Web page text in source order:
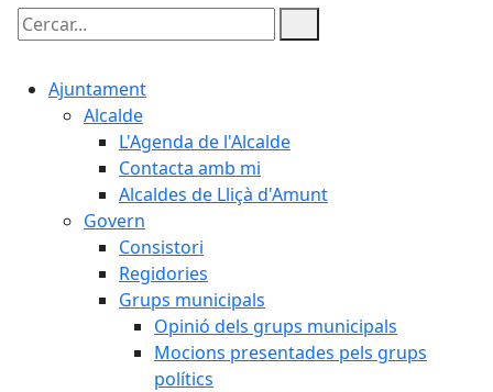
Cercar:
Ajuntament
Alcalde
L'Agenda de l'Alcalde
Contacta amb mi
Alcaldes de Lliçà d'Amunt
Govern
Consistori
Regidories
Grups municipals
Opinió dels grups municipals
Mocions presentades pels grups
polítics